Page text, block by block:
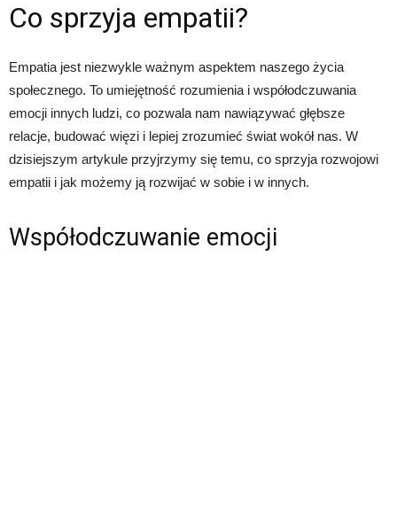
Co sprzyja empatii?
Empatia jest niezwykle ważnym aspektem naszego życia
społecznego. To umiejętność rozumienia i współodczuwania
emocji innych ludzi, co pozwala nam nawiązywać głębsze
relacje, budować więzi i lepiej zrozumieć świat wokół nas. W
dzisiejszym artykule przyjrzymy się temu, co sprzyja rozwojowi
empatii i jak możemy ją rozwijać w sobie i w innych.
Współodczuwanie emocji